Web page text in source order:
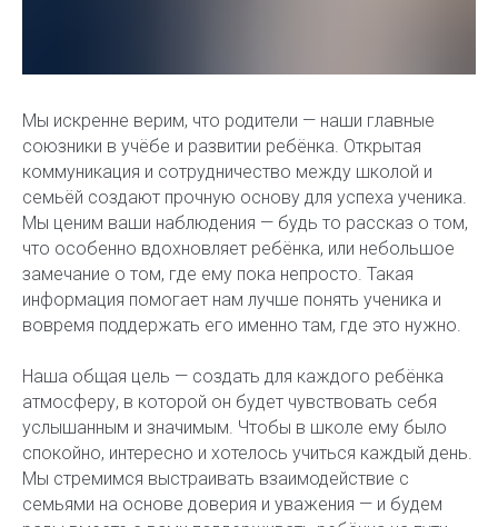
Мы искренне верим, что родители — наши главные
союзники в учёбе и развитии ребёнка. Открытая
коммуникация и сотрудничество между школой и
семьёй создают прочную основу для успеха ученика.
Мы ценим ваши наблюдения — будь то рассказ о том,
что особенно вдохновляет ребёнка, или небольшое
замечание о том, где ему пока непросто. Такая
информация помогает нам лучше понять ученика и
вовремя поддержать его именно там, где это нужно.
Наша общая цель — создать для каждого ребёнка
атмосферу, в которой он будет чувствовать себя
услышанным и значимым. Чтобы в школе ему было
спокойно, интересно и хотелось учиться каждый день.
Мы стремимся выстраивать взаимодействие с
семьями на основе доверия и уважения — и будем